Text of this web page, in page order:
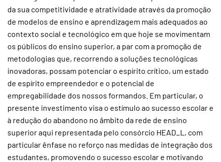
da sua competitividade e atratividade através da promoção
de modelos de ensino e aprendizagem mais adequados ao
contexto social e tecnológico em que hoje se movimentam
os públicos do ensino superior, a par com a promoção de
metodologias que, recorrendo a soluções tecnológicas
inovadoras, possam potenciar o espírito crítico, um estado
de espírito empreendedor e o potencial de
empregabilidade dos nossos formandos. Em particular, o
presente investimento visa o estímulo ao sucesso escolar e
à redução do abandono no âmbito da rede de ensino
superior aqui representada pelo consórcio HEAD_L, com
particular ênfase no reforço nas medidas de integração dos
estudantes, promovendo o sucesso escolar e motivando